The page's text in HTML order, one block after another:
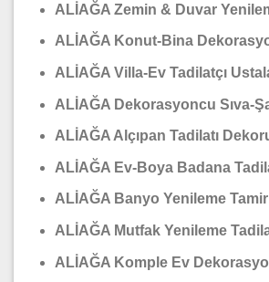
ALİAĞA Zemin & Duvar
ALİAĞA Konut-Bina
ALİAĞA Villa-Ev Tadilatçı
ALİAĞA Dekorasyoncu Sıva-
ALİAĞA Alçıpan Tadilatı
ALİAĞA Ev-Boya Badana
ALİAĞA Banyo Yenileme Tamir
ALİAĞA Mutfak Yenileme
ALİAĞA Komple Ev